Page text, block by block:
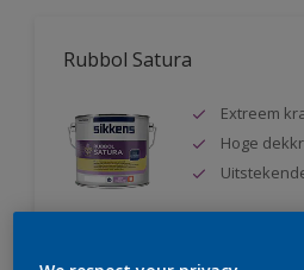
Rubbol Satura
Extreem
Hoge